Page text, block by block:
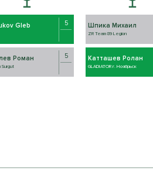
Gleb 5
Роман
Surgut
5
Шпика Михаил
ZR Team 89 Legion
Катташев Ролан
GLADIATOR г. Ноябрьск